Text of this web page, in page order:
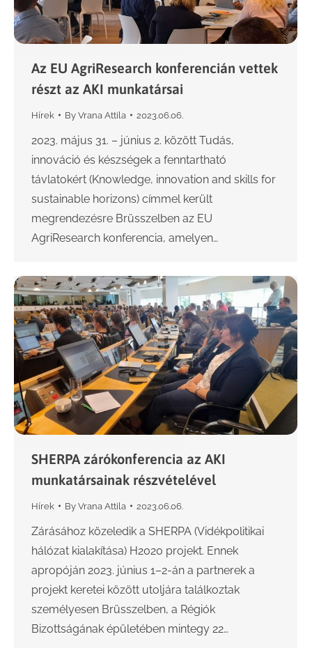
Az EU AgriResearch konferencián vettek
részt az AKI munkatársai
Hírek By Vrana Attila 2023.06.06.
2023. május 31. – június 2. között Tudás,
innováció és készségek a fenntartható
távlatokért (Knowledge, innovation and skills for
sustainable horizons) címmel került
megrendezésre Brüsszelben az EU
AgriResearch konferencia, amelyen…
SHERPA zárókonferencia az AKI
munkatársainak részvételével
Hírek By Vrana Attila 2023.06.06.
Zárásához közeledik a SHERPA (Vidékpolitikai
hálózat kialakítása) H2020 projekt. Ennek
apropóján 2023. június 1–2-án a partnerek a
projekt keretei között utoljára találkoztak
személyesen Brüsszelben, a Régiók
Bizottságának épületében mintegy 22…